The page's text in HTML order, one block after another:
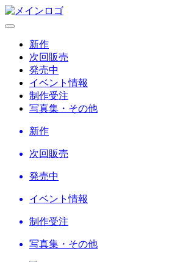
新作
次回販売
発売中
イベント情報
制作受注
写真集・その他
新作
次回販売
発売中
イベント情報
制作受注
写真集・その他